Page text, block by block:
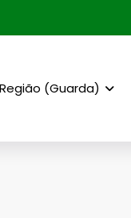
Região (Guarda)